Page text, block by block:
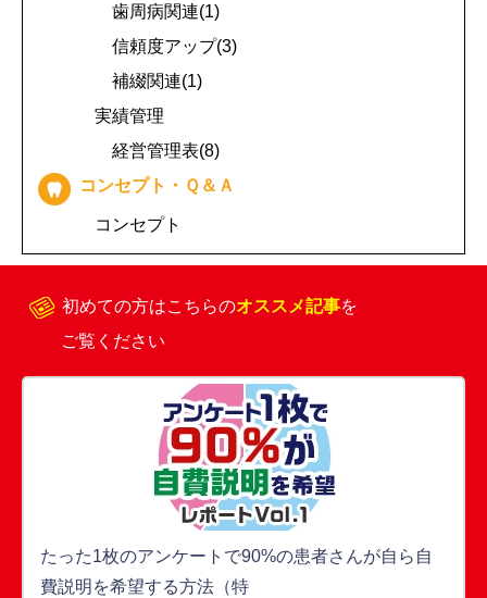
歯周病関連(1)
信頼度アップ(3)
補綴関連(1)
実績管理
経営管理表(8)
コンセプト・Ｑ＆Ａ
コンセプト
初めての方はこちらのオススメ記事を
ご覧ください
たった1枚のアンケートで90%の患者さんが自ら自
費説明を希望する方法（特